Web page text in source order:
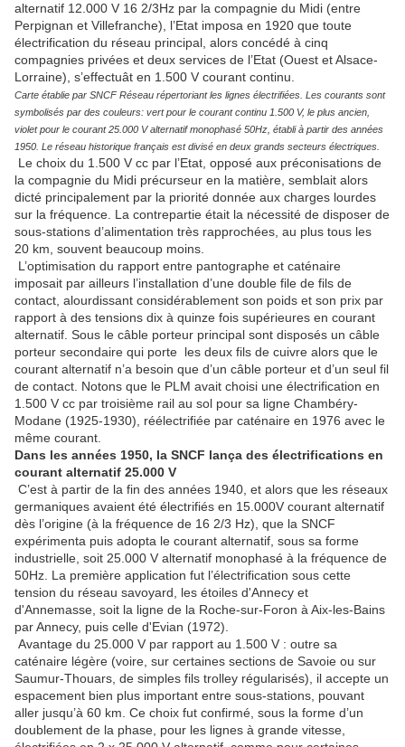
alternatif 12.000 V 16 2/3Hz par la compagnie du Midi (entre
Perpignan et Villefranche), l’Etat imposa en 1920 que toute
électrification du réseau principal, alors concédé à cinq
compagnies privées et deux services de l’Etat (Ouest et Alsace-
Lorraine), s’effectuât en 1.500 V courant continu.
Carte établie par SNCF Réseau répertoriant les lignes électrifiées. Les courants sont
symbolisés par des couleurs: vert pour le courant continu 1.500 V, le plus ancien,
violet pour le courant 25.000 V alternatif monophasé 50Hz, établi à partir des années
1950. Le réseau historique français est divisé en deux grands secteurs électriques.
Le choix du 1.500 V cc par l’Etat, opposé aux préconisations de
la compagnie du Midi précurseur en la matière, semblait alors
dicté principalement par la priorité donnée aux charges lourdes
sur la fréquence. La contrepartie était la nécessité de disposer de
sous-stations d’alimentation très rapprochées, au plus tous les
20 km, souvent beaucoup moins.
L’optimisation du rapport entre pantographe et caténaire
imposait par ailleurs l’installation d’une double file de fils de
contact, alourdissant considérablement son poids et son prix par
rapport à des tensions dix à quinze fois supérieures en courant
alternatif. Sous le câble porteur principal sont disposés un câble
porteur secondaire qui porte les deux fils de cuivre alors que le
courant alternatif n’a besoin que d’un câble porteur et d’un seul fil
de contact. Notons que le PLM avait choisi une électrification en
1.500 V cc par troisième rail au sol pour sa ligne Chambéry-
Modane (1925-1930), réélectrifiée par caténaire en 1976 avec le
même courant.
Dans les années 1950, la SNCF lança des électrifications en
courant alternatif 25.000 V
C’est à partir de la fin des années 1940, et alors que les réseaux
germaniques avaient été électrifiés en 15.000V courant alternatif
dès l’origine (à la fréquence de 16 2/3 Hz), que la SNCF
expérimenta puis adopta le courant alternatif, sous sa forme
industrielle, soit 25.000 V alternatif monophasé à la fréquence de
50Hz. La première application fut l’électrification sous cette
tension du réseau savoyard, les étoiles d'Annecy et
d'Annemasse, soit la ligne de la Roche-sur-Foron à Aix-les-Bains
par Annecy, puis celle d'Evian (1972).
Avantage du 25.000 V par rapport au 1.500 V : outre sa
caténaire légère (voire, sur certaines sections de Savoie ou sur
Saumur-Thouars, de simples fils trolley régularisés), il accepte un
espacement bien plus important entre sous-stations, pouvant
aller jusqu’à 60 km. Ce choix fut confirmé, sous la forme d’un
doublement de la phase, pour les lignes à grande vitesse,